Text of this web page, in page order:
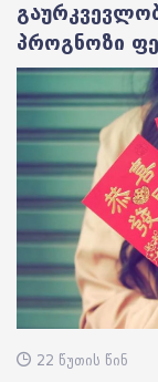
პროგნოზი
22 წუთის წინ